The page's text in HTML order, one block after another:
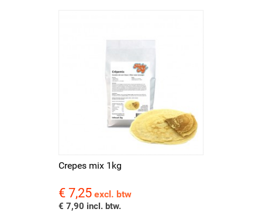
Crepes mix 1kg
Prijs
€ 7,25 excl. btw
€ 7,90 incl. btw.